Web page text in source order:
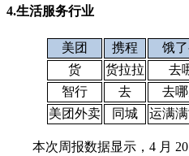
4.生活服务行业
美团 携程 饿
货
货拉拉 去
智行
去 去
美团外卖
同城 运满
本次周报数据显示，4 月